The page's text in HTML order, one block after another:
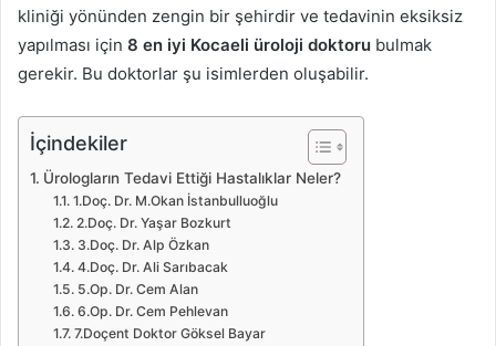
kliniği yönünden zengin bir şehirdir ve tedavinin eksiksiz
yapılması için 8 en iyi Kocaeli üroloji doktoru bulmak
gerekir. Bu doktorlar şu isimlerden oluşabilir.
İçindekiler
Ürologların Tedavi Ettiği Hastalıklar Neler?
1.Doç. Dr. M.Okan İstanbulluoğlu
2.Doç. Dr. Yaşar Bozkurt
3.Doç. Dr. Alp Özkan
4.Doç. Dr. Ali Sarıbacak
5.Op. Dr. Cem Alan
6.Op. Dr. Cem Pehlevan
7.Doçent Doktor Göksel Bayar